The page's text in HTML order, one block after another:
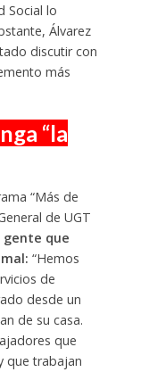
Social lo
Álvarez
discutir con
más
“la
“Más de
de UGT
gente que
“Hemos
de
desde un
de su casa.
que
que trabajan